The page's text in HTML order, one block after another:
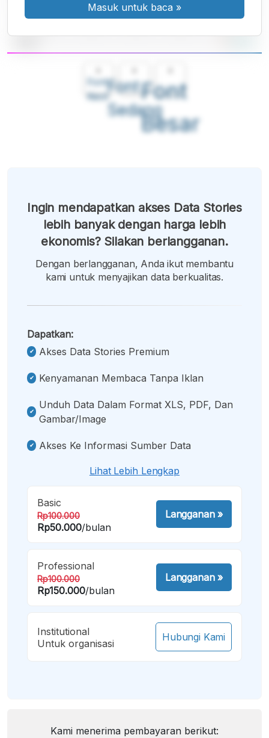
Font
Kecil
Font
Sedang
Font
Besar
Masuk untuk baca »
Ingin mendapatkan akses Data Stories
lebih banyak dengan harga lebih
ekonomis? Silakan berlangganan.
Dengan berlangganan, Anda ikut membantu
kami untuk menyajikan data berkualitas.
Dapatkan:
Akses Data Stories Premium
Kenyamanan Membaca Tanpa Iklan
Unduh Data Dalam Format XLS, PDF, Dan
Gambar/image
Akses Ke Informasi Sumber Data
Lihat Lebih Lengkap
Basic
Rp100.000
Rp50.000/bulan
Langganan»
Professional
Rp100.000
Rp150.000/bulan
Langganan»
Institutional
Untuk organisasi
Hubungi Kami
Kami menerima pembayaran berikut: